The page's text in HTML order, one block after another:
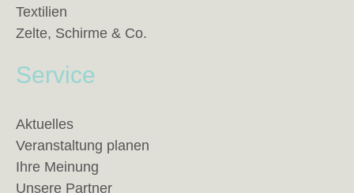
Textilien
Zelte, Schirme & Co.
Service
Aktuelles
Veranstaltung planen
Ihre Meinung
Unsere Partner